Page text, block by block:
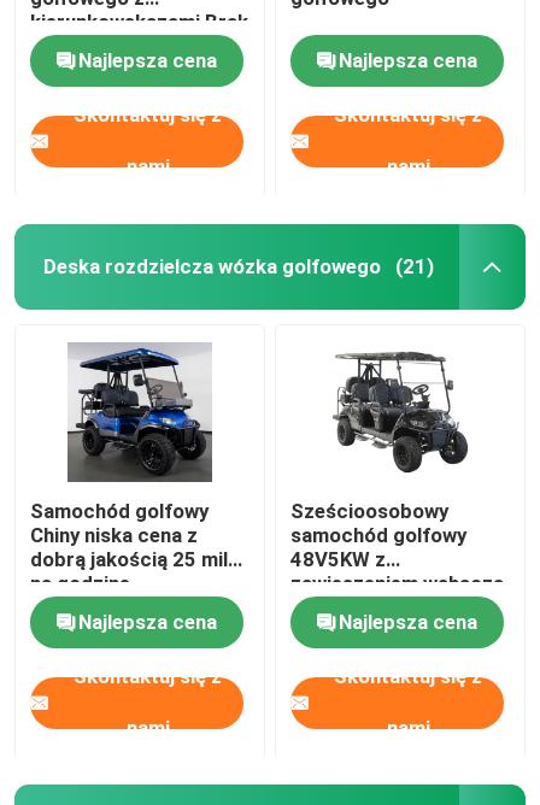
kierunkowskazami Brak
wibracji w
samochodzie Golf Car
Club
Najlepsza cena
Skontaktuj się z
nami
Najlepsza cena
Skontaktuj się z
nami
Deska rozdzielcza wózka golfowego (21)
Samochód golfowy
Chiny niska cena z
dobrą jakością 25 mil
na godzinę
Najlepsza cena
Skontaktuj się z
nami
Sześcioosobowy
samochód golfowy
48V5KW z
zawieszeniem wahacza
Double A Stalowa rama
Wyprodukowano w
Chinach
Najlepsza cena
Skontaktuj się z
nami